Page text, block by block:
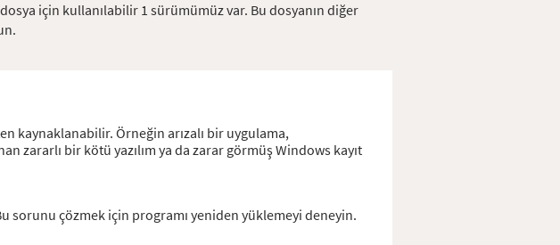
için kullanılabilir 1 sürümümüz var. Bu dosyanın diğer
kaynaklanabilir. Örneğin arızalı bir uygulama,
zararlı bir kötü yazılım ya da zarar görmüş Windows kayıt
sorunu çözmek için programı yeniden yüklemeyi deneyin.